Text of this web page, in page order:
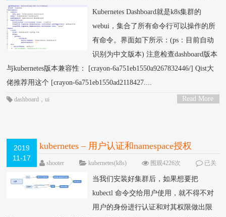
闭评论
Kubernetes Dashboard就是k8s集群的
webui，集合了所有命令行可以操作的所
有命令。界面如下所示：(ps：目前自动
识别为中文版本) 注意检查dashboard版本
与kubernetes版本兼容性： [crayon-6a751eb1550a9267832446/] Qist大
佬推荐用这个 [crayon-6a751eb1550ad2118427....
Read More
dashboard ，ui
2019
11-17
kubernetes – 用户认证和namespace授权
shooter kubernetes(k8s) 围观4226次
已关
当我们安装好集群后，如果想要把
kubectl 命令交给用户使用，就不得不对
用户的身份进行认证和对其权限做出限